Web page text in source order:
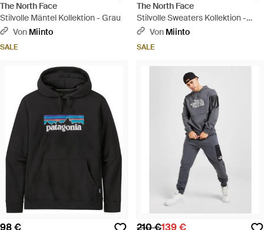
The North Face
Stilvolle Mäntel Kollektion - Grau
Von Miinto
SALE
The North Face
Stilvolle Sweaters Kollektion -
Schwarz
Von Miinto
SALE
98 € 210 €139 €